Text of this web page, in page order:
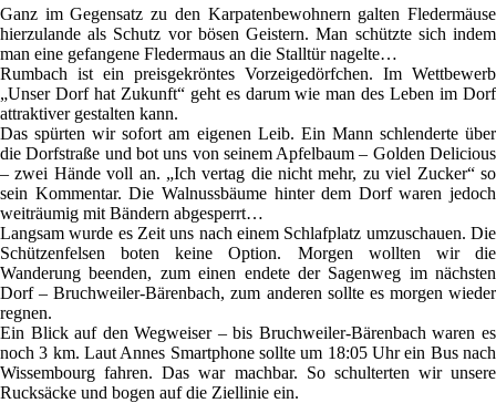
Ganz im Gegensatz zu den Karpatenbewohnern galten Fledermäuse
hierzulande als Schutz vor bösen Geistern. Man schützte sich indem
man eine gefangene Fledermaus an die Stalltür nagelte…
Rumbach ist ein preisgekröntes Vorzeigedörfchen. Im Wettbewerb
„Unser Dorf hat Zukunft“ geht es darum wie man des Leben im Dorf
attraktiver gestalten kann.
Das spürten wir sofort am eigenen Leib. Ein Mann schlenderte über
die Dorfstraße und bot uns von seinem Apfelbaum – Golden Delicious
– zwei Hände voll an. „Ich vertag die nicht mehr, zu viel Zucker“ so
sein Kommentar. Die Walnussbäume hinter dem Dorf waren jedoch
weiträumig mit Bändern abgesperrt…
Langsam wurde es Zeit uns nach einem Schlafplatz umzuschauen. Die
Schützenfelsen boten keine Option. Morgen wollten wir die
Wanderung beenden, zum einen endete der Sagenweg im nächsten
Dorf – Bruchweiler-Bärenbach, zum anderen sollte es morgen wieder
regnen.
Ein Blick auf den Wegweiser – bis Bruchweiler-Bärenbach waren es
noch 3 km. Laut Annes Smartphone sollte um 18:05 Uhr ein Bus nach
Wissembourg fahren. Das war machbar. So schulterten wir unsere
Rucksäcke und bogen auf die Ziellinie ein.